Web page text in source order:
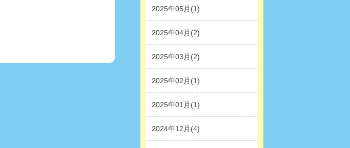
2025年05月(1)
2025年04月(2)
2025年03月(2)
2025年02月(1)
2025年01月(1)
2024年12月(4)